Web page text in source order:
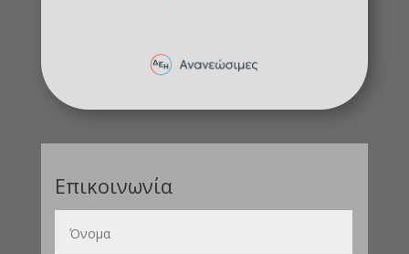
Επικοινωνία